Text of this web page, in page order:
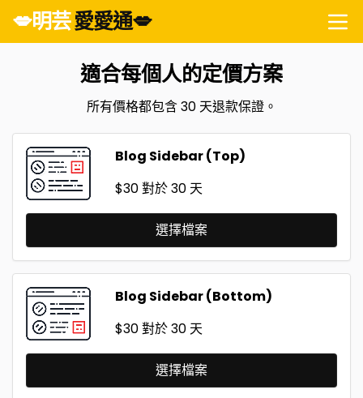
💋明芸愛愛通💋
適合每個人的定價方案
所有價格都包含 30 天退款保證。
Blog Sidebar (Top)
$30對於 30 天
選擇檔案
Blog Sidebar (Bottom)
$30對於 30 天
選擇檔案